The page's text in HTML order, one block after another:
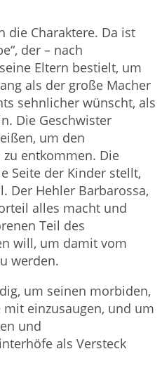
die Charaktere. Da ist
der – nach
Eltern bestielt, um
als der große Macher
sehnlicher wünscht, als
Die Geschwister
um den
entkommen. Die
Seite der Kinder stellt,
Der Hehler Barbarossa,
alles macht und
Teil des
will, um damit vom
werden.
um seinen morbiden,
einzusaugen, und um
und
als Versteck